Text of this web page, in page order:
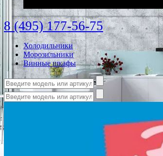
8 (495) 177-56-75
Холодильники
Морозильники
Винные шкафы